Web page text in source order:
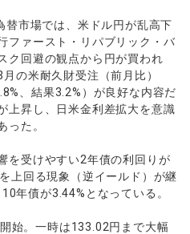
設する
様はこちら
市場では、米ドル円が乱高下
ファースト・リパブリック・バ
ク回避の観点から円が買われ
の米耐久財受注（前月比）
、結果3.2%）が良好な内容だ
上昇し、日米金利差拡大を意識
った。
を受けやすい2年債の利回りが
上回る現象（逆イールド）が継
年債が3.44%となっている。
始。一時は133.02円まで大幅